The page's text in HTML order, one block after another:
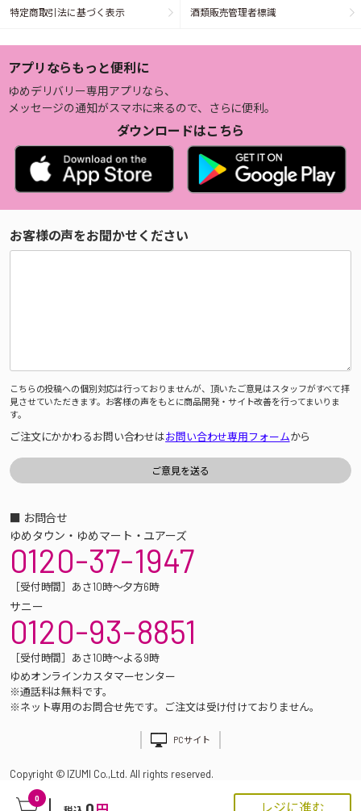
0
レジに進む
特定商取引法に基づく表示 酒類販売管理者標識
アプリならもっと便利に
ゆめデリバリー専用アプリなら、
メッセージの通知がスマホに来るので、さらに便利。
ダウンロードはこちら
お客様の声をお聞かせください
こちらの投稿への個別対応は行っておりませんが、頂いたご意見はスタッフがすべて拝
見させていただきます。お客様の声をもとに商品開発・サイト改善を行ってまいりま
す。
ご注文にかかわるお問い合わせはお問い合わせ専用フォームから
■ お問合せ
ゆめタウン・ゆめマート・ユアーズ
0120-37-1947
［受付時間］あさ10時～夕方6時
サニー
0120-93-8851
［受付時間］あさ10時～よる9時
ゆめオンラインカスタマーセンター
※通話料は無料です。
※ネット専用のお問合せ先です。ご注文は受け付けておりません。
PCサイト
Copyright © IZUMI Co.,Ltd. All rights reserved.